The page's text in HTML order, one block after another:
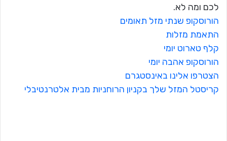
לכם ומה לא.
הורוסקופ שנתי מזל תאומים
התאמת מזלות
קלף טארוט יומי
הורוסקופ אהבה יומי
הצטרפו אלינו באינסטגרם
קריסטל המזל שלך בקניון הרוחניות מבית אלטרנטיבלי